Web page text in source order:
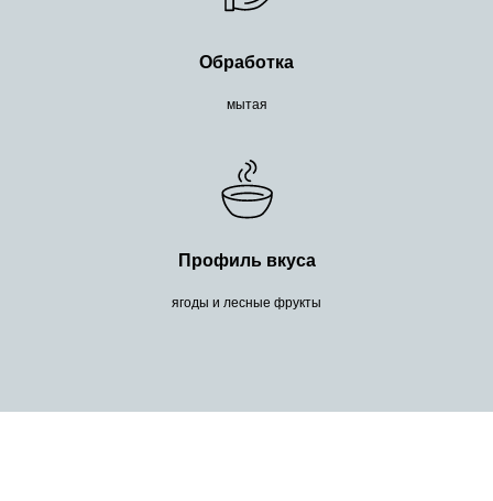
Обработка
мытая
Профиль вкуса
ягоды и лесные фрукты